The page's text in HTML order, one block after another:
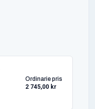
Ordinarie pris
2 745,00 kr